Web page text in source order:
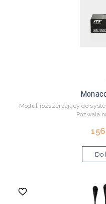
Moduł rozszerzający do
Pozwala
Do